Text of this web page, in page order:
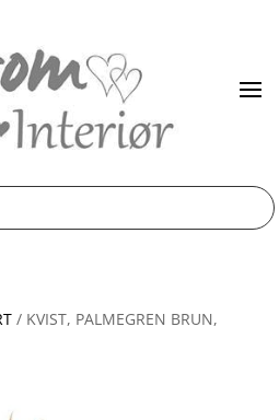
/ KVIST, PALMEGREN BRUN,